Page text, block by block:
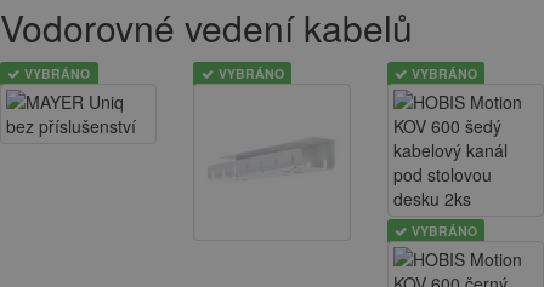
Vodorovné vedení kabelů
VYBRÁNO VYBRÁNO VYBRÁNO
VYBRÁNO